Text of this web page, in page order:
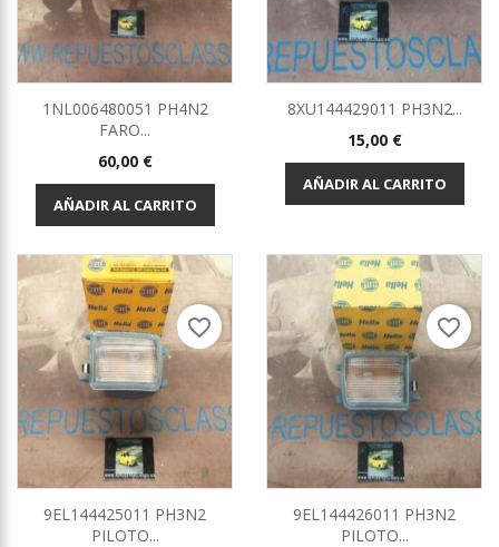
1NL006480051 PH4N2
FARO...
Precio
60,00 €
AÑADIR AL CARRITO
8XU144429011 PH3N2...
Precio
15,00 €
AÑADIR AL CARRITO
9EL144425011 PH3N2
PILOTO...
favorite_border
9EL144426011 PH3N2
PILOTO...
favorite_border